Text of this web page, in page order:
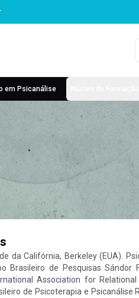
em Psicanálise
da Califórnia, Berkeley (EUA).
Brasileiro de Pesquisas Sándor
Association for
de Psicoterapia e Psicanálise